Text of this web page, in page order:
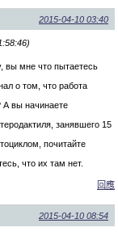
2015-04-10 03:40
вы мне что пытаетесь
о том, что работа
А вы начинаете
занявшего 15
почитайте
что их там нет.
回應
2015-04-10 08:54